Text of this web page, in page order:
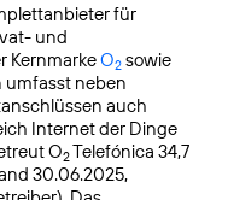
für
und
KernmarkeO2 sowie
umfasst neben
auch
Internet der Dinge
O2Telefónica 34,7
30.06.2025,